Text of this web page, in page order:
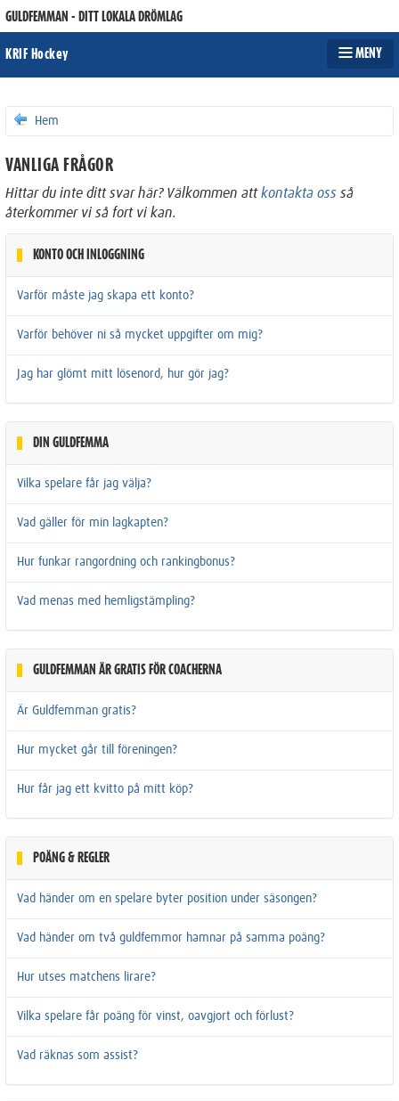
GULDFEMMAN - DITT LOKALA DRÖMLAG
KRIF Hockey MENY
Hem
VANLIGA FRÅGOR
Hittar du inte ditt svar här? Välkommen attkontakta oss så
återkommer vi så fort vi kan.
KONTO OCH INLOGGNING
Varför måste jag skapa ett konto?
Varför behöver ni så mycket uppgifter om mig?
Jag har glömt mitt lösenord, hur gör jag?
DIN GULDFEMMA
Vilka spelare får jag välja?
Vad gäller för min lagkapten?
Hur funkar rangordning och rankingbonus?
Vad menas med hemligstämpling?
GULDFEMMAN ÄR GRATIS FÖR COACHERNA
Är Guldfemman gratis?
Hur mycket går till föreningen?
Hur får jag ett kvitto på mitt köp?
POÄNG & REGLER
Vad händer om en spelare byter position under säsongen?
Vad händer om två guldfemmor hamnar på samma poäng?
Hur utses matchens lirare?
Vilka spelare får poäng för vinst, oavgjort och förlust?
Vad räknas som assist?